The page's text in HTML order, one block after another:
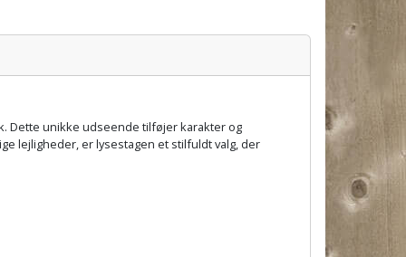
Dette unikke udseende tilføjer karakter og
lejligheder, er lysestagen et stilfuldt valg, der